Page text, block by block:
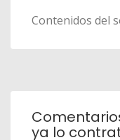
Contenidos del
ya lo